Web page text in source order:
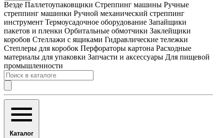
Везде Паллетоупаковщики Стреппинг машины Ручные
стреппинг машинки Ручной механический стреппинг
инструмент Термоусадочное оборудование Запайщики
пакетов и пленки Орбитальные обмотчики Заклейщики
коробов Стеллажи с ящиками Гидравлические тележки
Степлеры для коробок Перфораторы картона Расходные
материалы для упаковки Запчасти и аксессуары Для пищевой
промышленности
Каталог